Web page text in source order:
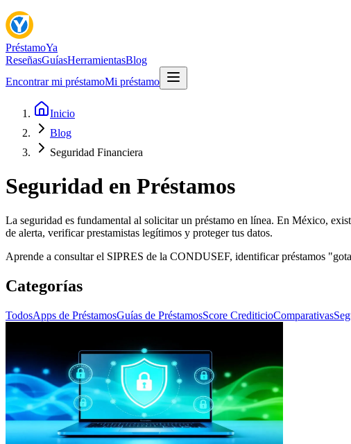
PréstamoYa
ReseñasGuíasHerramientasBlog
Encontrar mi préstamoMi préstamo
Inicio
Blog
Seguridad Financiera
Seguridad en Préstamos
La seguridad es fundamental al solicitar un préstamo en línea. En México,
de alerta, verificar prestamistas legítimos y proteger tus datos.
Aprende a consultar el SIPRES de la CONDUSEF, identificar préstamos
Categorías
TodosApps de PréstamosGuías de PréstamosScore CrediticioComparativas